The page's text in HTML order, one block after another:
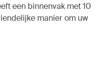
een binnenvak met 10
manier om uw